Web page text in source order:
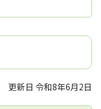
更新日 令和8年6月2日